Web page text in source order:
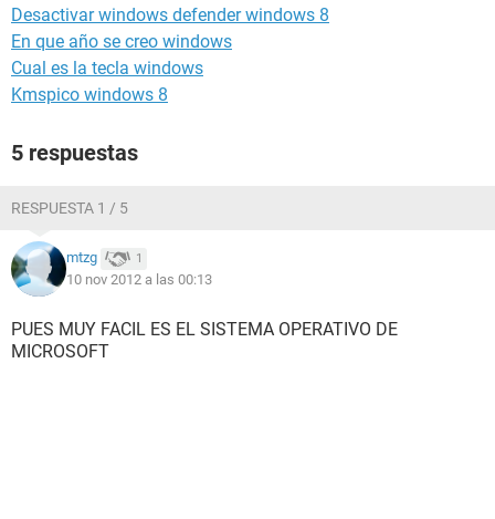
Desactivar windows defender windows 8
En que año se creo windows
Cual es la tecla windows
Kmspico windows 8
5 respuestas
RESPUESTA 1 / 5
mtzg 1
10 nov 2012 a las 00:13
PUES MUY FACIL ES EL SISTEMA OPERATIVO DE
MICROSOFT